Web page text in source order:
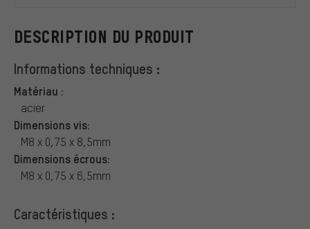
DESCRIPTION DU PRODUIT
Informations techniques :
Matériau :
acier
Dimensions vis:
M8 x 0,75 x 8,5mm
Dimensions écrous:
M8 x 0,75 x 6,5mm
Caractéristiques :